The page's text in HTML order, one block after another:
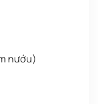
nướu)